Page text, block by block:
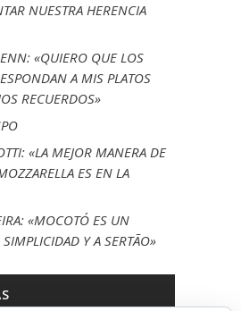
NUESTRA HERENCIA
«QUIERO QUE LOS
A MIS PLATOS
RECUERDOS»
«LA MEJOR MANERA DE
ES EN LA
«MOCOTÓ ES UN
Y A SERTÃO»